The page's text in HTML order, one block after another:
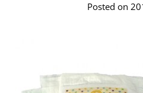
Posted on